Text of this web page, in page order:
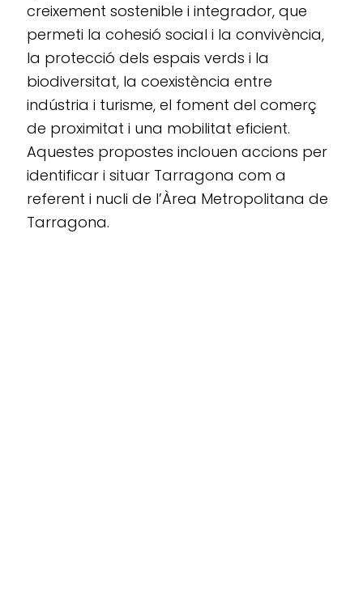
creixement sostenible i integrador, que
permeti la cohesió social i la convivència,
la protecció dels espais verds i la
biodiversitat, la coexistència entre
indústria i turisme, el foment del comerç
de proximitat i una mobilitat eficient.
Aquestes propostes inclouen accions per
identificar i situar Tarragona com a
referent i nucli de l’Àrea Metropolitana de
Tarragona.